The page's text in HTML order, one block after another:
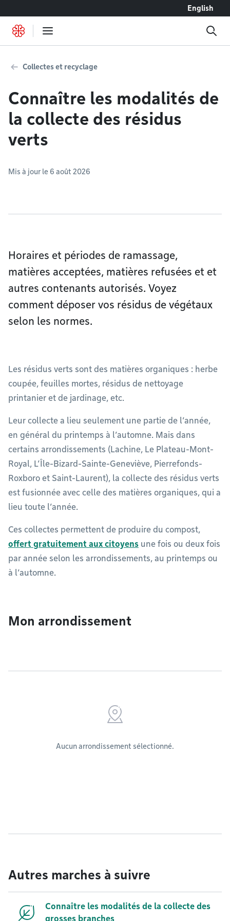
English
Collectes et recyclage
Connaître les modalités de
la collecte des résidus
verts
Mis à jour le 6 août 2026
Horaires et périodes de ramassage,
matières acceptées, matières refusées et et
autres contenants autorisés. Voyez
comment déposer vos résidus de végétaux
selon les normes.
Les résidus verts sont des matières organiques : herbe
coupée, feuilles mortes, résidus de nettoyage
printanier et de jardinage, etc.
Leur collecte a lieu seulement une partie de l’année,
en général du printemps à l’automne. Mais dans
certains arrondissements (Lachine, Le Plateau-Mont-
Royal, L’Île-Bizard-Sainte-Geneviève, Pierrefonds-
Roxboro et Saint-Laurent), la collecte des résidus verts
est fusionnée avec celle des matières organiques, qui a
lieu toute l’année.
Ces collectes permettent de produire du compost,
offert gratuitement aux citoyens une fois ou deux fois
par année selon les arrondissements, au printemps ou
à l’automne.
Mon arrondissement
Aucun arrondissement sélectionné.
Autres marches à suivre
Connaître les modalités de la collecte des
grosses branches